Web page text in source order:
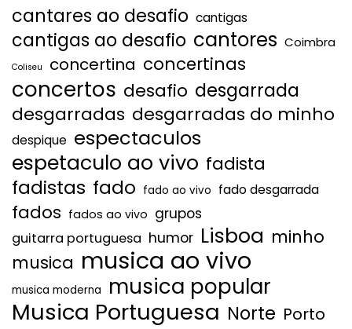
cantares ao desafio cantigas
cantigas ao desafio cantores Coimbra
Coliseu concertina concertinas
concertos desafio desgarrada
desgarradas desgarradas do minho
despique espectaculos
espetaculo ao vivo fadista
fadistas fado fado ao vivo fado desgarrada
fados fados ao vivo grupos
guitarra portuguesa humor Lisboa minho
musica musica ao vivo
musica moderna musica popular
Musica Portuguesa Norte Porto